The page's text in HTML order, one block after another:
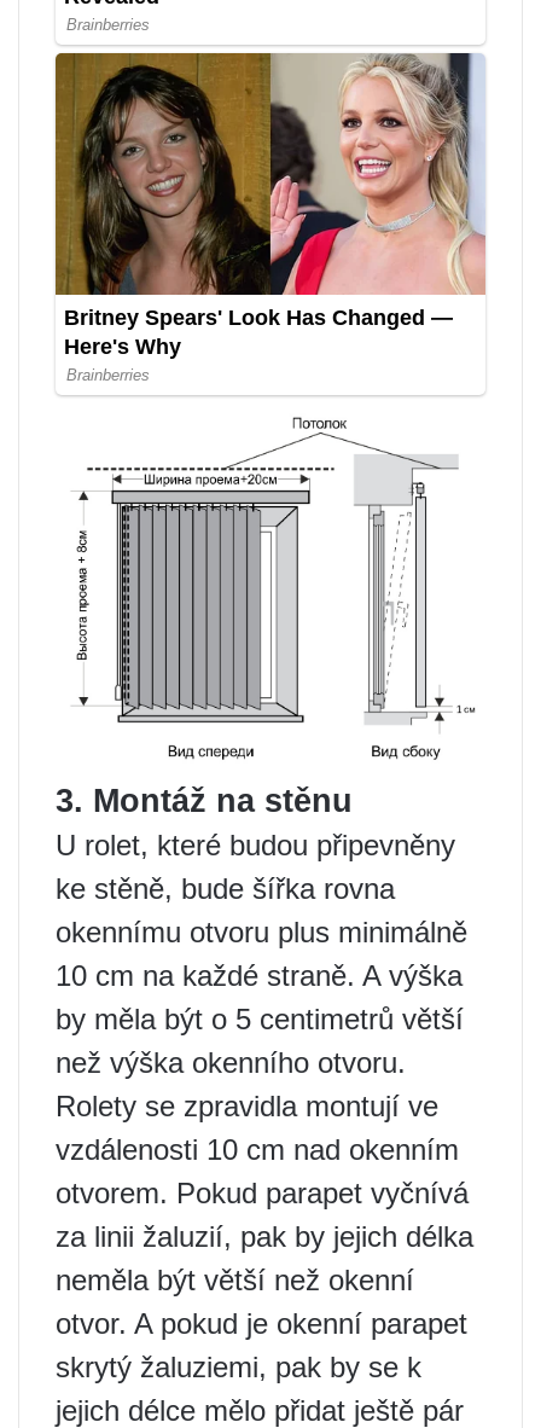
3. Montáž na stěnu
U rolet, které budou připevněny
ke stěně, bude šířka rovna
okennímu otvoru plus minimálně
10 cm na každé straně. A výška
by měla být o 5 centimetrů větší
než výška okenního otvoru.
Rolety se zpravidla montují ve
vzdálenosti 10 cm nad okenním
otvorem. Pokud parapet vyčnívá
za linii žaluzií, pak by jejich délka
neměla být větší než okenní
otvor. A pokud je okenní parapet
skrytý žaluziemi, pak by se k
jejich délce mělo přidat ještě pár